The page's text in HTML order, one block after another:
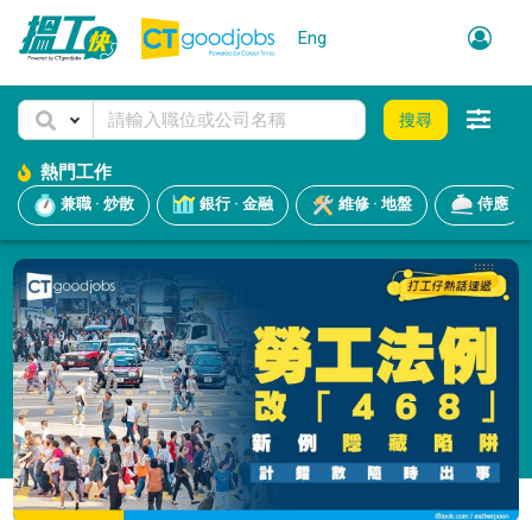
Eng
搜尋
熱門工作
兼職 · 炒散 銀行 · 金融 維修 · 地盤 侍應